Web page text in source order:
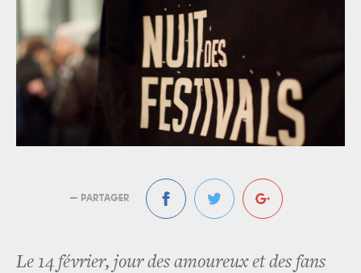
— PARTAGER
Le 14 février, jour des amoureux et des fans